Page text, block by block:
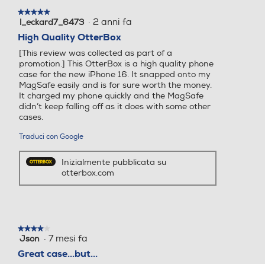
★★★★★
★★★★★
5
5
stelle.
l_eckard7_6473 · 2 anni fa
High Quality OtterBox
[This review was collected as part of a
promotion.] This OtterBox is a high quality phone
case for the new iPhone 16. It snapped onto my
MagSafe easily and is for sure worth the money.
It charged my phone quickly and the MagSafe
didn’t keep falling off as it does with some other
cases.
Traduci con Google
Inizialmente pubblicata su
otterbox.com
★★★★★
★★★★★
4
5
Json · 7 mesi fa
Great case...but...